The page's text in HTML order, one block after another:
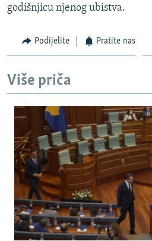
godišnjicu njenog ubistva.
Podijelite Pratite nas
Više priča